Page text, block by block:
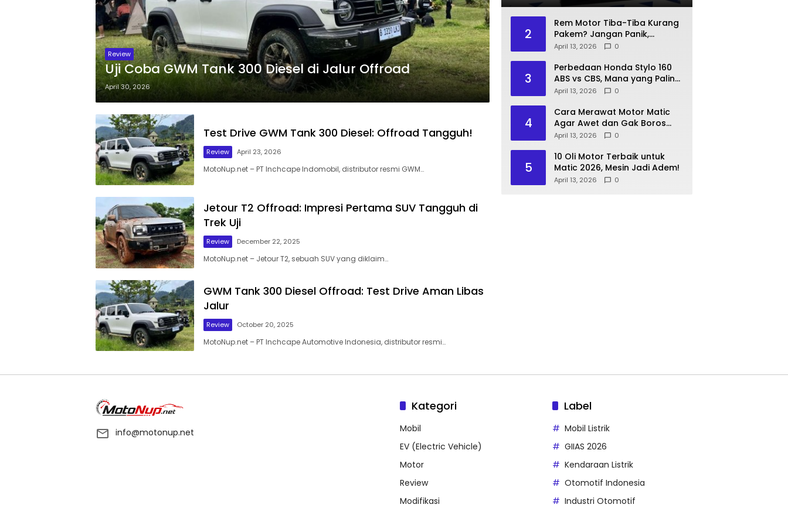
Review
Uji Coba GWM Tank 300 Diesel di Jalur Offroad
April 30, 2026
Test Drive GWM Tank 300 Diesel: Offroad Tangguh!
Review April 23, 2026
MotoNup.net – PT Inchcape Indomobil, distributor resmi GWM…
Jetour T2 Offroad: Impresi Pertama SUV Tangguh di
Trek Uji
Review December 22, 2025
MotoNup.net – Jetour T2, sebuah SUV yang diklaim…
GWM Tank 300 Diesel Offroad: Test Drive Aman Libas
Jalur
Review October 20, 2025
MotoNup.net – PT Inchcape Automotive Indonesia, distributor resmi…
2
Rem Motor Tiba-Tiba Kurang
Pakem? Jangan Panik,
Lakukan Langkah Ini!
April 13, 2026 0
3
Perbedaan Honda Stylo 160
ABS vs CBS, Mana yang Paling
Pas?
April 13, 2026 0
4
Cara Merawat Motor Matic
Agar Awet dan Gak Boros
Bensin
April 13, 2026 0
5
10 Oli Motor Terbaik untuk
Matic 2026, Mesin Jadi Adem!
April 13, 2026 0
info@motonup.net
Kategori
Mobil
EV (Electric Vehicle)
Motor
Review
Modifikasi
Label
Mobil Listrik
GIIAS 2026
Kendaraan Listrik
Otomotif Indonesia
Industri Otomotif